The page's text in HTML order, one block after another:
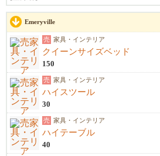
Emeryville
売 家具・インテリア
クイーンサイズベッド
150
売 家具・インテリア
ハイスツール
30
売 家具・インテリア
ハイテーブル
40